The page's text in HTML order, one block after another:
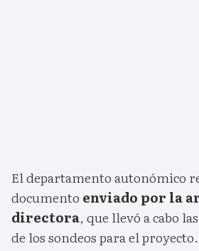
El departamento autonómico
documento enviado por la
directora, que llevó a cabo
de los sondeos para el proyecto.